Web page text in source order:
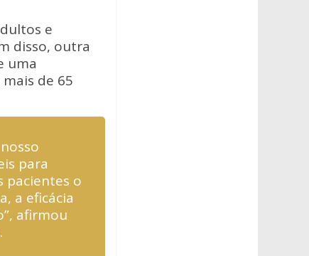
e
disso, outra
uma
de 65
para
pacientes o
a eficácia
afirmou